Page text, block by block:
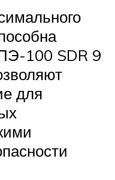
100 SDR 9
для